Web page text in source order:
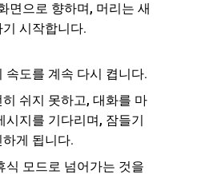
면으로 향하며, 머리는 새
시작합니다.
속도를 계속 다시 켭니다.
쉬지 못하고, 대화를 마
시지를 기다리며, 잠들기
게 됩니다.
식 모드로 넘어가는 것을